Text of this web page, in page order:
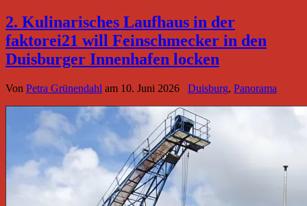
2. Kulinarisches Laufhaus in der
faktorei21 will Feinschmecker in den
Duisburger Innenhafen locken
Von Petra Grünendahl am 10. Juni 2026 Duisburg, Panorama